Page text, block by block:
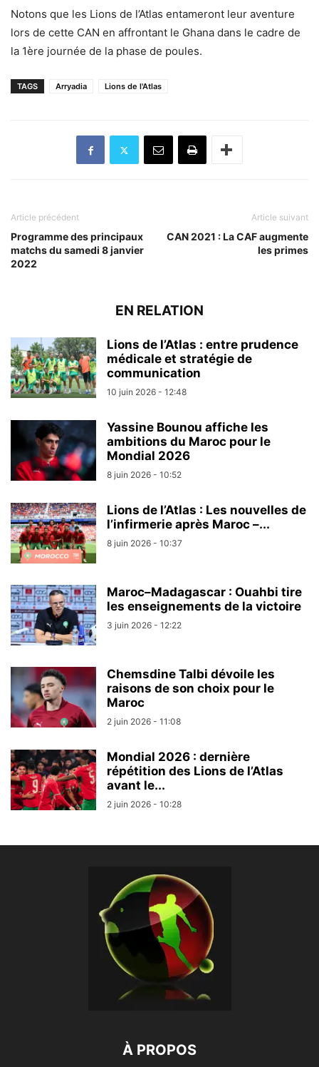
Notons que les Lions de l’Atlas entameront leur aventure
lors de cette CAN en affrontant le Ghana dans le cadre de
la 1ère journée de la phase de poules.
TAGS Arryadia Lions de l'Atlas
Article précédent
Programme des principaux
matchs du samedi 8 janvier
2022
Article suivant
CAN 2021 : La CAF augmente
les primes
EN RELATION
Lions de l’Atlas : entre prudence
médicale et stratégie de
communication
10 juin 2026 - 12:48
Yassine Bounou affiche les
ambitions du Maroc pour le
Mondial 2026
8 juin 2026 - 10:52
Lions de l’Atlas : Les nouvelles de
l’infirmerie après Maroc –...
8 juin 2026 - 10:37
Maroc–Madagascar : Ouahbi tire
les enseignements de la victoire
3 juin 2026 - 12:22
Chemsdine Talbi dévoile les
raisons de son choix pour le
Maroc
2 juin 2026 - 11:08
Mondial 2026 : dernière
répétition des Lions de l’Atlas
avant le...
2 juin 2026 - 10:28
À PROPOS